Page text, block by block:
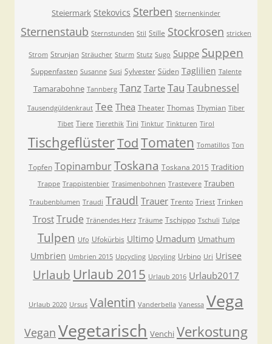
Steiermark Stekovics Sterben Sternenkinder
Sternenstaub Sternstunden Stil Stille Stockrosen stricken
Strom Strunjan Sträucher Sturm Stutz Sugo Suppe Suppen
Suppenfasten Susanne Susi Sylvester Süden Taglilien Talente
Tamarabohne Tannberg Tanz Tarte Tau Taubnessel
Tausendgüldenkraut Tee Thea Theater Thomas Thymian Tiber
Tibet Tiere Tierethik Tini Tinktur Tinkturen Tirol
TischgeflüsterTodTomaten Tomatillos Ton
Topfen Topinambur Toskana Toskana 2015 Tradition
Trappe Trappistenbier Trasimenbohnen Trastevere Trauben
Traubenblumen Traudi Traudl Trauer Trento Triest Trinken
Trost Trude Tränendes Herz Träume Tschippo Tschuli Tulpe
Tulpen Ufo Ufokürbis Ultimo Umadum Umathum
Umbrien Umbrien 2015 Upcycling Upcyling Urbino Uri Urisee
Urlaub Urlaub 2015 Urlaub 2016 Urlaub2017
Urlaub 2020 Ursus Valentin Vanderbella Vanessa Vega
Vegan Vegetarisch Venchi Verkostung